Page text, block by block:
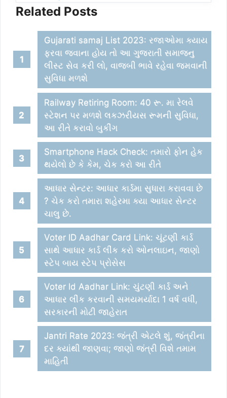
Related Posts
Gujarati samaj List 2023: રજાઓમા ક્યાય
ફરવા જવાના હોય તો આ ગુજરાતી સમાજનુ
લીસ્ટ સેવ કરી લો, વાજબી ભાવે રહેવા જમવાની
સુવિધા મળશે
Railway Retiring Room: 40 રૂ. મા રેલવે
સ્ટેશન પર મળશે લકઝરીયસ રૂમની સુવિધા,
આ રીતે કરાવો બુકીંગ
Smartphone Hack Check: તમારો ફોન હેક
થયેલો છે કે કેમ, ચેક કરો આ રીતે
આધાર સેન્ટર: આધાર કાર્ડમા સુધારા કરાવવા છે
? ચેક કરો તમારા શહેરમા ક્યા આધાર સેન્ટર
ચાલુ છે.
Voter ID Aadhar Card Link: ચૂંટણી કાર્ડ
સાથે આધાર કાર્ડ લીંંક કરો ઓનલાઇન, જાણો
સ્ટેપ બાય સ્ટેપ પ્રોસેસ
Voter Id Aadhar Link: ચુંટણી કાર્ડ અને
આધાર લીંક કરવાની સમયમર્યાદા 1 વર્ષ વધી,
સરકારની મોટી જાહેરાત
Jantri Rate 2023: જંત્રી એટલે શું, જંત્રીના
દર ક્યાંથી જાણવા; જાણો જંત્રી વિશે તમામ
માહિતી